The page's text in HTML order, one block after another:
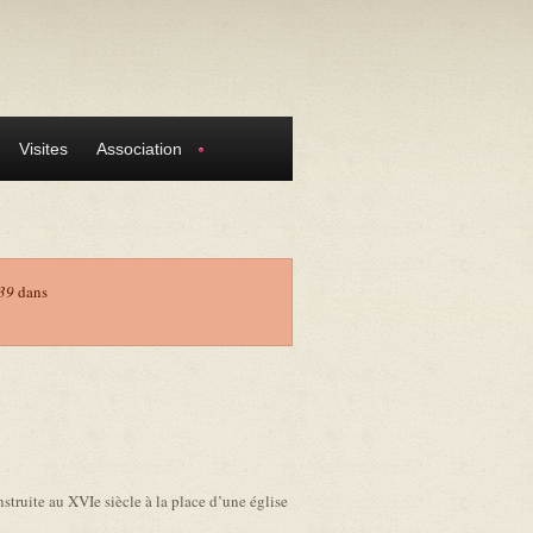
Visites Association
dans
au XVIe siècle à la place d’une église